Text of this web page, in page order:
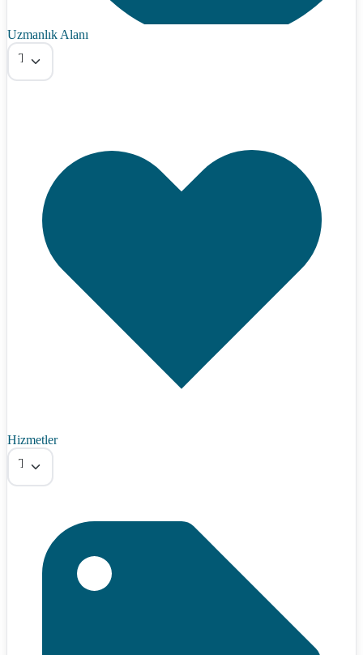
Uzmanlık Alanı
Tümü
Hizmetler
Tümü